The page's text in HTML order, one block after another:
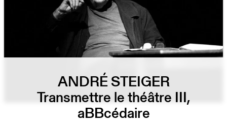
About
ANDRÉ STEIGER
Transmettre le théâtre III,
aBBcédaire